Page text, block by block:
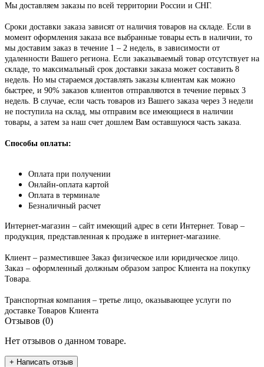
Мы доставляем заказы по всей территории России и СНГ.
Сроки доставки заказа зависят от наличия товаров на складе. Если в
момент оформления заказа все выбранные товары есть в наличии, то
мы доставим заказ в течение 1 – 2 недель, в зависимости от
удаленности Вашего региона. Если заказываемый товар отсутствует на
складе, то максимальный срок доставки заказа может составить 8
недель. Но мы стараемся доставлять заказы клиентам как можно
быстрее, и 90% заказов клиентов отправляются в течение первых 3
недель. В случае, если часть товаров из Вашего заказа через 3 недели
не поступила на склад, мы отправим все имеющиеся в наличии
товары, а затем за наш счет дошлем Вам оставшуюся часть заказа.
Способы оплаты:
Оплата при получении
Онлайн-оплата картой
Оплата в терминале
Безналичный расчет
Интернет-магазин – сайт имеющий адрес в сети Интернет. Товар –
продукция, представленная к продаже в интернет-магазине.
Клиент – разместившее Заказ физическое или юридическое лицо.
Заказ – оформленный должным образом запрос Клиента на покупку
Товара.
Транспортная компания – третье лицо, оказывающее услуги по
доставке Товаров Клиента
Отзывов (0)
Нет отзывов о данном товаре.
+ Написать отзыв